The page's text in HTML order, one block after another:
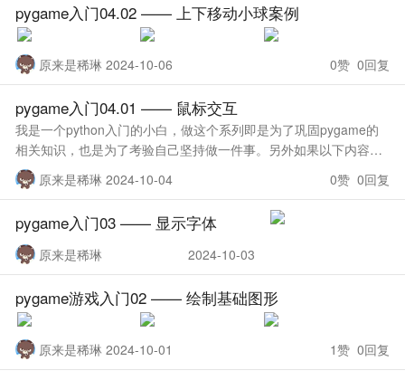
pygame入门04.02 —— 上下移动小球案例
原来是稀琳 2024-10-06 0赞 0回复
pygame入门04.01 —— 鼠标交互
我是一个python入门的小白，做这个系列即是为了巩固pygame的
相关知识，也是为了考验自己坚持做一件事。另外如果以下内容有
错误或不规范的请各位大佬积极指出，谢谢大家 这一章需要掌握的
东西并不多，主
原来是稀琳 2024-10-04 0赞 0回复
pygame入门03 —— 显示字体
原来是稀琳 2024-10-03
pygame游戏入门02 —— 绘制基础图形
原来是稀琳 2024-10-01 1赞 0回复